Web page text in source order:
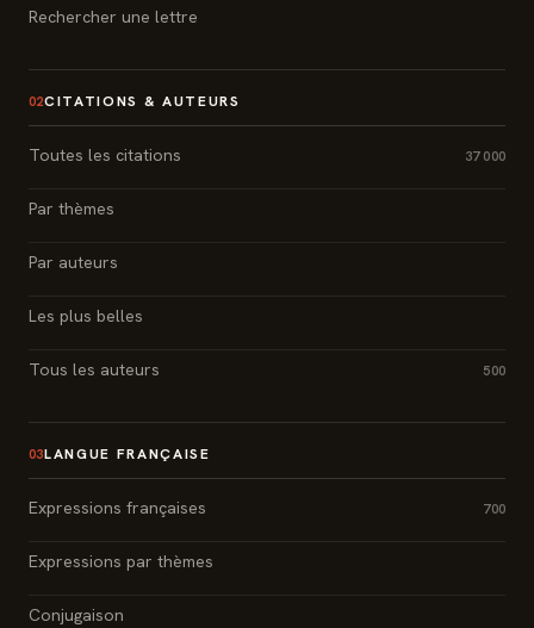
Rechercher une lettre
02CITATIONS & AUTEURS
Toutes les citations 37 000
Par thèmes
Par auteurs
Les plus belles
Tous les auteurs 500
03LANGUE FRANÇAISE
Expressions françaises 700
Expressions par thèmes
Conjugaison